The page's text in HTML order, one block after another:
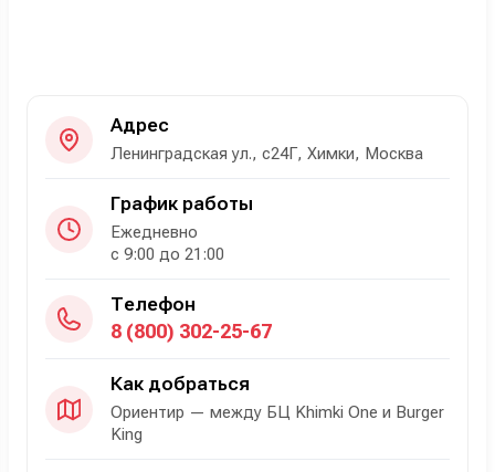
Адрес
Ленинградская ул., с24Г, Химки, Москва
График работы
Ежедневно
с 9:00 до 21:00
Телефон
8 (800) 302-25-67
Как добраться
Ориентир — между БЦ Khimki One и Burger
King